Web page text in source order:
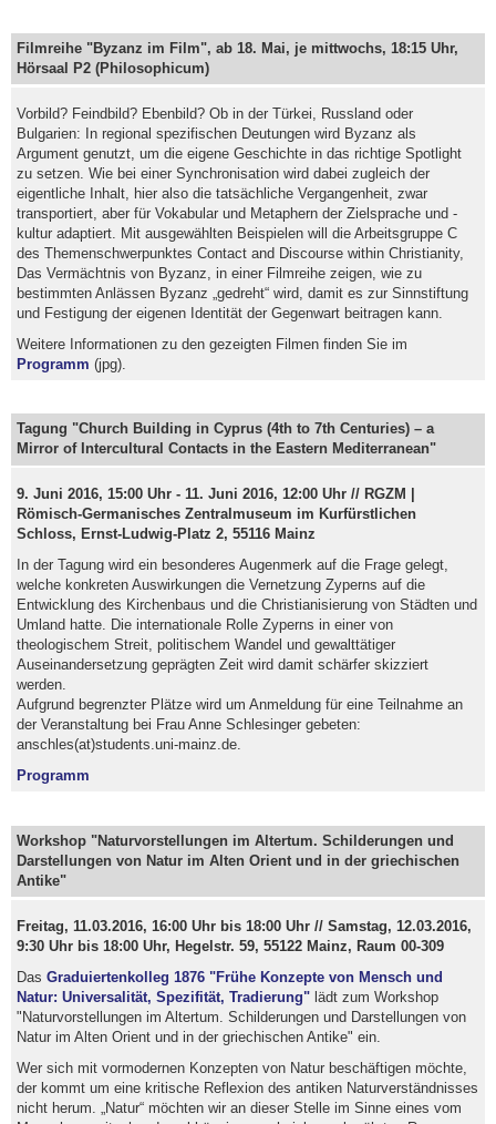
Filmreihe "Byzanz im Film", ab 18. Mai, je mittwochs, 18:15 Uhr,
Hörsaal P2 (Philosophicum)
Vorbild? Feindbild? Ebenbild? Ob in der Türkei, Russland oder
Bulgarien: In regional spezifischen Deutungen wird Byzanz als
Argument genutzt, um die eigene Geschichte in das richtige Spotlight
zu setzen. Wie bei einer Synchronisation wird dabei zugleich der
eigentliche Inhalt, hier also die tatsächliche Vergangenheit, zwar
transportiert, aber für Vokabular und Metaphern der Zielsprache und -
kultur adaptiert. Mit ausgewählten Beispielen will die Arbeitsgruppe C
des Themenschwerpunktes Contact and Discourse within Christianity,
Das Vermächtnis von Byzanz, in einer Filmreihe zeigen, wie zu
bestimmten Anlässen Byzanz „gedreht“ wird, damit es zur Sinnstiftung
und Festigung der eigenen Identität der Gegenwart beitragen kann.
Weitere Informationen zu den gezeigten Filmen finden Sie im
Programm (jpg).
Tagung "Church Building in Cyprus (4th to 7th Centuries) – a
Mirror of Intercultural Contacts in the Eastern Mediterranean"
9. Juni 2016, 15:00 Uhr - 11. Juni 2016, 12:00 Uhr // RGZM |
Römisch-Germanisches Zentralmuseum im Kurfürstlichen
Schloss, Ernst-Ludwig-Platz 2, 55116 Mainz
In der Tagung wird ein besonderes Augenmerk auf die Frage gelegt,
welche konkreten Auswirkungen die Vernetzung Zyperns auf die
Entwicklung des Kirchenbaus und die Christianisierung von Städten und
Umland hatte. Die internationale Rolle Zyperns in einer von
theologischem Streit, politischem Wandel und gewalttätiger
Auseinandersetzung geprägten Zeit wird damit schärfer skizziert
werden.
Aufgrund begrenzter Plätze wird um Anmeldung für eine Teilnahme an
der Veranstaltung bei Frau Anne Schlesinger gebeten:
anschles(at)students.uni-mainz.de.
Programm
Workshop "Naturvorstellungen im Altertum. Schilderungen und
Darstellungen von Natur im Alten Orient und in der griechischen
Antike"
Freitag, 11.03.2016, 16:00 Uhr bis 18:00 Uhr // Samstag, 12.03.2016,
9:30 Uhr bis 18:00 Uhr, Hegelstr. 59, 55122 Mainz, Raum 00-309
DasGraduiertenkolleg 1876 "Frühe Konzepte von Mensch und
Natur: Universalität, Spezifität, Tradierung" lädt zum Workshop
"Naturvorstellungen im Altertum. Schilderungen und Darstellungen von
Natur im Alten Orient und in der griechischen Antike" ein.
Wer sich mit vormodernen Konzepten von Natur beschäftigen möchte,
der kommt um eine kritische Reflexion des antiken Naturverständnisses
nicht herum. „Natur“ möchten wir an dieser Stelle im Sinne eines vom